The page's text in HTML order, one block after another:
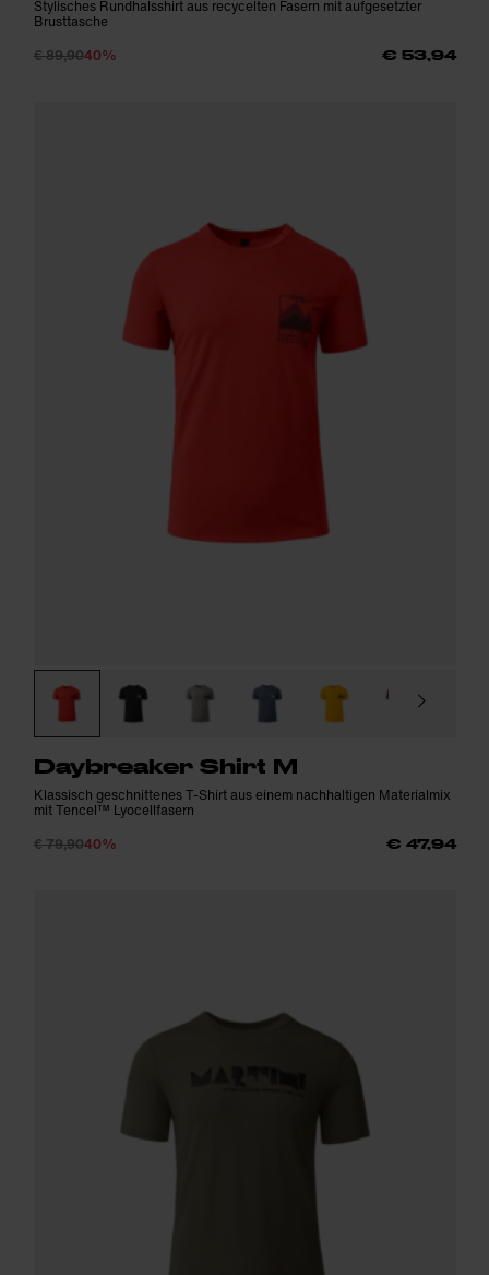
Stylisches Rundhalsshirt aus recycelten Fasern mit aufgesetzter
Brusttasche
€ 89,9040% € 53,94
Daybreaker Shirt M
Klassisch geschnittenes T-Shirt aus einem nachhaltigen Materialmix
mit Tencel™ Lyocellfasern
€ 79,9040% € 47,94